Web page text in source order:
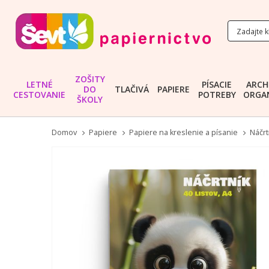
LETNÉ
CESTOVANIE
ZOŠITY
DO
ŠKOLY
TLAČIVÁ PAPIERE
PÍSACIE
POTREBY
Domov Papiere Papiere na kreslenie a písanie